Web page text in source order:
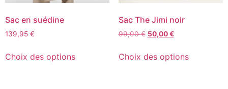
Sac en suédine
139,95 €
Choix des options
Sac The Jimi noir
99,00€ 50,00€
Choix des options